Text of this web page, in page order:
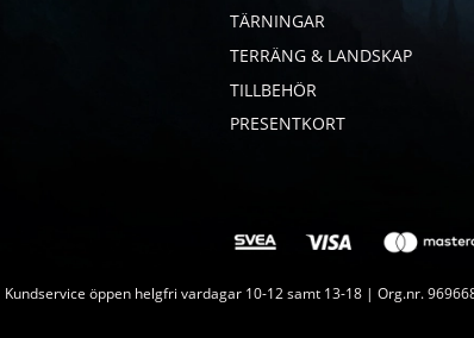
TÄRNINGAR
TERRÄNG & LANDSKAP
TILLBEHÖR
PRESENTKORT
Kundservice öppen helgfri vardagar 10-12 samt 13-18 | Org.nr.